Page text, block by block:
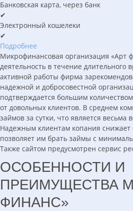
Банковская карта, через банк
✔
Электронный кошелеки
✔
Подробнее
Микрофинансовая организация «Арт
деятельность в течение длительного
активной работы фирма
надежной и добросовестной
подтверждается большим
от довольных клиентов. В среднем
займов за сутки, что является весьма
Надежным клиентам копания снижает
позволяет им брать займы с
Также сайтом предусмотрен сервис
ОСОБЕННОСТИ И
ПРЕИМУЩЕСТВА
ФИНАНС»